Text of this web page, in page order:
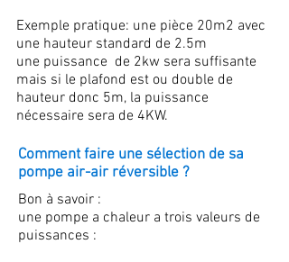
Exemple pratique: une pièce 20m2 avec
une hauteur standard de 2.5m
une puissance de 2kw sera suffisante
mais si le plafond est ou double de
hauteur donc 5m, la puissance
nécessaire sera de 4KW.
Comment faire une sélection de sa
pompe air-air réversible ?
Bon à savoir :
une pompe a chaleur a trois valeurs de
puissances :